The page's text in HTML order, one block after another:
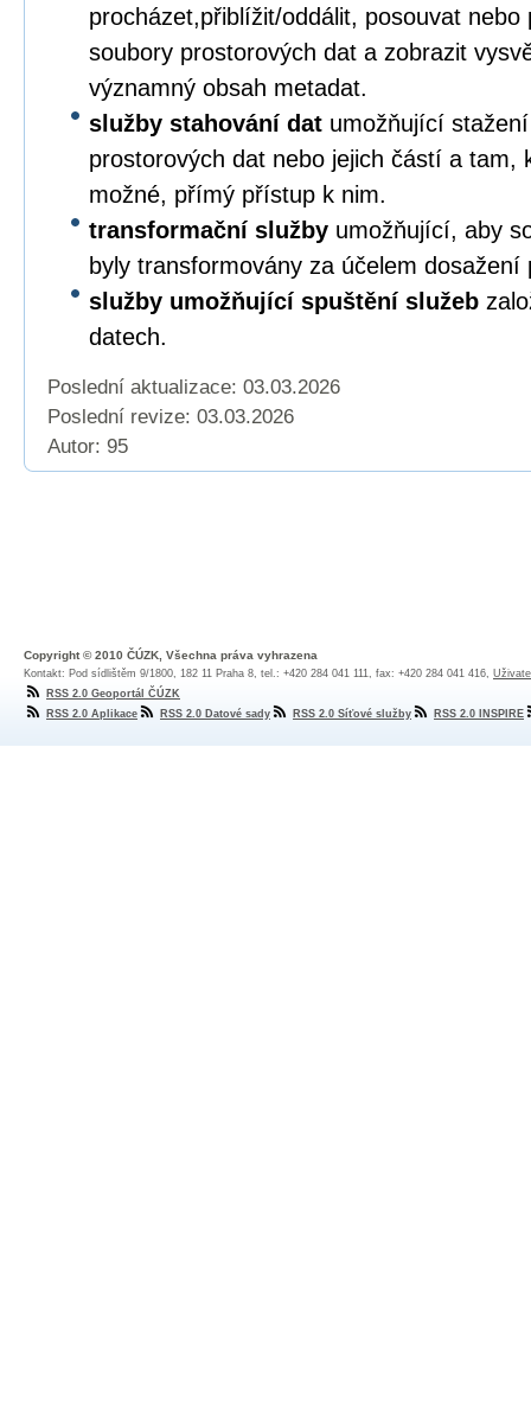
procházet,přiblížit/oddálit, posouvat nebo
soubory prostorových dat a zobrazit
významný obsah metadat.
služby stahování dat umožňující
prostorových dat nebo jejich částí a tam,
možné, přímý přístup k nim.
transformační služby umožňující, aby
byly transformovány za účelem dosažení
služby umožňující spuštění služeb
datech.
Poslední aktualizace: 03.03.2026
Poslední revize: 03.03.2026
Autor: 95
Copyright © 2010 ČÚZK, Všechna práva vyhrazena
Kontakt: Pod sídlištěm 9/1800, 182 11 Praha 8, tel.: +420 284 041 111, fax: +420 284 041 416,
RSS 2.0 Geoportál ČÚZK
RSS 2.0 Aplikace
RSS 2.0 Datové sady RSS 2.0 Síťové služby RSS 2.0 INSPIRE